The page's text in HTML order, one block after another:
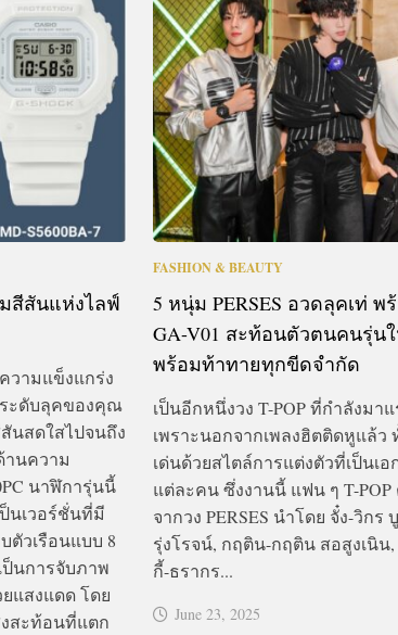
ACTIVITIES
EVENT
DEAL
มสีสันแห่งไลฟ์
วามแข็งแกร่ง
ะดับลุคของคุณ
นสดใสไปจนถึง
านความ
นาฬิการุ่นนี้
นเวอร์ชั่นที่มี
ตัวเรือนแบบ 8
ป็นการจับภาพ
แสงแดด โดย
สะท้อนที่แตก
FASHION & BEAUTY
5 หนุ่ม PERSES อวดลุคเท่
GA-V01 สะท้อนตัวตนคนรุ่น
พร้อมท้าทายทุกขีดจำกัด
เป็นอีกหนึ่งวง T-POP ที่กำลังม
เพราะนอกจากเพลงฮิตติดหูแล้ว
เด่นด้วยสไตล์การแต่งตัวที่เป็น
แต่ละคน ซึ่งงานนี้ แฟน ๆ T-
จากวง PERSES นำโดย จั๋ง-วิ
รุ่งโรจน์, กฤติน-กฤติน สอสูงเนิ
กี้-ธรากร...
June 23, 2025